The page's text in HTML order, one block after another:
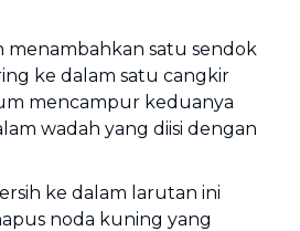
menambahkan satu sendok
ke dalam satu cangkir
mencampur keduanya
wadah yang diisi dengan
ke dalam larutan ini
noda kuning yang